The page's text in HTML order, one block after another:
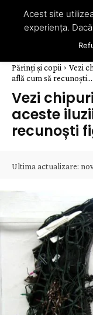
Părinți și copii
Vezi
află cum să recunoști...
Vezi
aceste
recunoști
Ultima actualizare:
Acest site
experiența.